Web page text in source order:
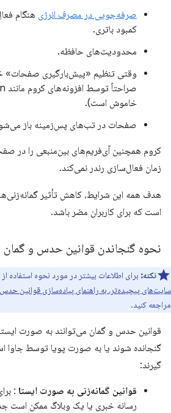
صرفه‌جویی در مصرف انرژی هنگام
کمبود باتری.
محدودیت‌های حافظه.
وقتی تنظیم «پیش‌بارگیری صفحات»
خاموش است).
صفحات در تب‌های پس‌زمینه باز
کروم همچنین آی‌فریم‌های بین‌منبعی را در
زمان فعال‌سازی رندر نمی‌کند.
هدف همه این شرایط، کاهش تأثیر
است که برای کاربران مضر باشد.
نحوه گنجاندن قوانین حدس و
نکته: برای اطلاعات بیشتر در مورد نحوه استفاده از
سایت‌های پیچیده‌تر، به راهنمای پیاده‌سازی قوانین حدس
مراجعه کنید.
گنجانده شوند یا به صورت پویا توسط جاوا
گیرند:
قوانین گمانه‌زنی به صورت ایستا :
رسانه خبری یا یک وبلاگ ممکن است